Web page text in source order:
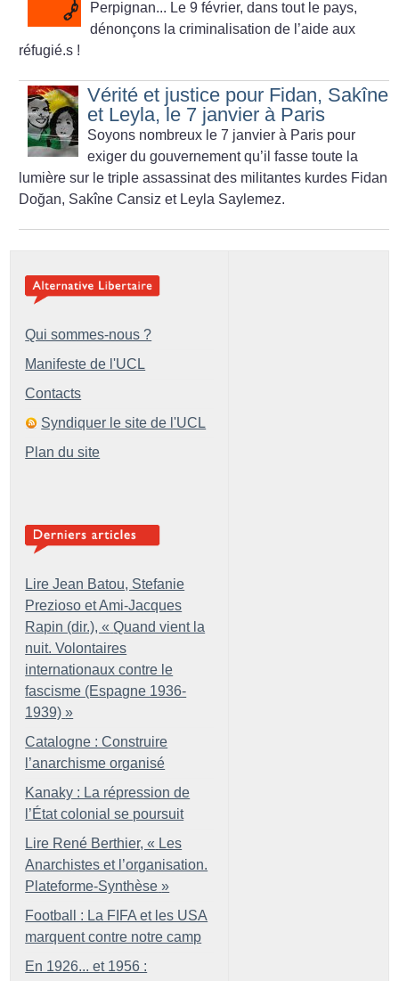
Perpignan... Le 9 février, dans tout le pays,
dénonçons la criminalisation de l’aide aux
réfugié.s !
Vérité et justice pour Fidan, Sakîne
et Leyla, le 7 janvier à Paris
Soyons nombreux le 7 janvier à Paris pour
exiger du gouvernement qu’il fasse toute la
lumière sur le triple assassinat des militantes kurdes Fidan
Doğan, Sakîne Cansiz et Leyla Saylemez.
Qui sommes-nous ?
Manifeste de l'UCL
Contacts
Syndiquer le site de l'UCL
Plan du site
Lire Jean Batou, Stefanie
Prezioso et Ami-Jacques
Rapin (dir.), « Quand vient la
nuit. Volontaires
internationaux contre le
fascisme (Espagne 1936-
1939) »
Catalogne : Construire
l’anarchisme organisé
Kanaky : La répression de
l’État colonial se poursuit
Lire René Berthier, « Les
Anarchistes et l’organisation.
Plateforme-Synthèse »
Football : La FIFA et les USA
marquent contre notre camp
En 1926... et 1956 :